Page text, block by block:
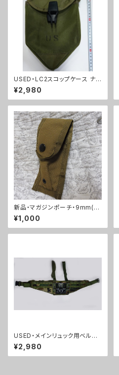
USED・LC2スコップケース ナイ
ロンタイプ(A0041)
¥2,980
新品・マガジンポーチ・9mm(A
0013)
¥1,000
USED・メインリュック用ベルト・
MOLLE2(A0067)
¥2,980